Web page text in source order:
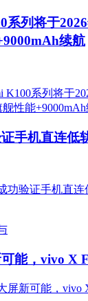
系列将于
续航
手机直连低
能，vivo X